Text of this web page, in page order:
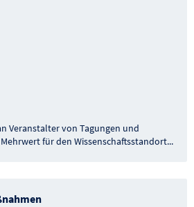
Veranstalter von Tagungen und
für den Wissenschaftsstandort...